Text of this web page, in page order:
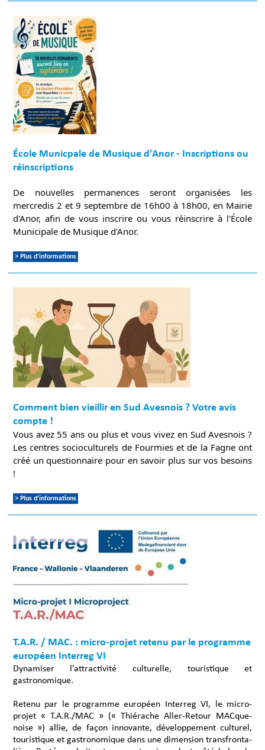
École Municpale de Musique d'Anor - Inscriptions ou
réinscriptions
De nouvelles permanences seront organisées les
mercredis 2 et 9 septembre de 16h00 à 18h00, en Mairie
d'Anor, afin de vous inscrire ou vous réinscrire à l'École
Municipale de Musique d'Anor.
> Plus d'informations
Comment bien vieillir en Sud Avesnois ? Votre avis
compte !
Vous avez 55 ans ou plus et vous vivez en Sud Avesnois ?
Les centres socioculturels de Fourmies et de la Fagne ont
créé un questionnaire pour en savoir plus sur vos besoins
!
> Plus d'informations
T.A.R. / MAC. : micro-projet retenu par le programme
européen Interreg VI
Dynamiser l’attractivité culturelle, touristique et
gastronomique.
Retenu par le programme euro­péen Inter­reg VI, le micro-
projet « T.A.R./MAC » (« Thié­rache Aller-Retour MACque­
noise ») allie, de façon inno­vante, déve­lop­pe­ment cultu­rel,
touris­tique et gastro­no­mique dans une dimen­sion trans­fron­ta­